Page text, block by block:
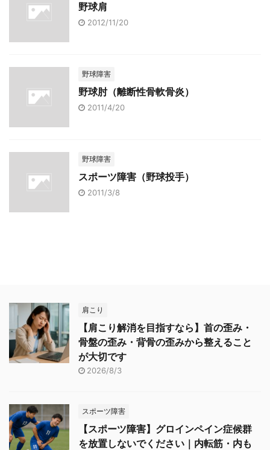
野球肩
2012/11/20
野球障害
野球肘（離断性骨軟骨炎）
2011/4/20
野球障害
スポーツ障害（野球投手）
2011/3/8
肩こり
【肩こり解消を目指すなら】首の歪み・
骨盤の歪み・背骨の歪みから整えること
が大切です
2026/8/3
スポーツ障害
【スポーツ障害】グロインペイン症候群
を放置しないでください｜内転筋・内も